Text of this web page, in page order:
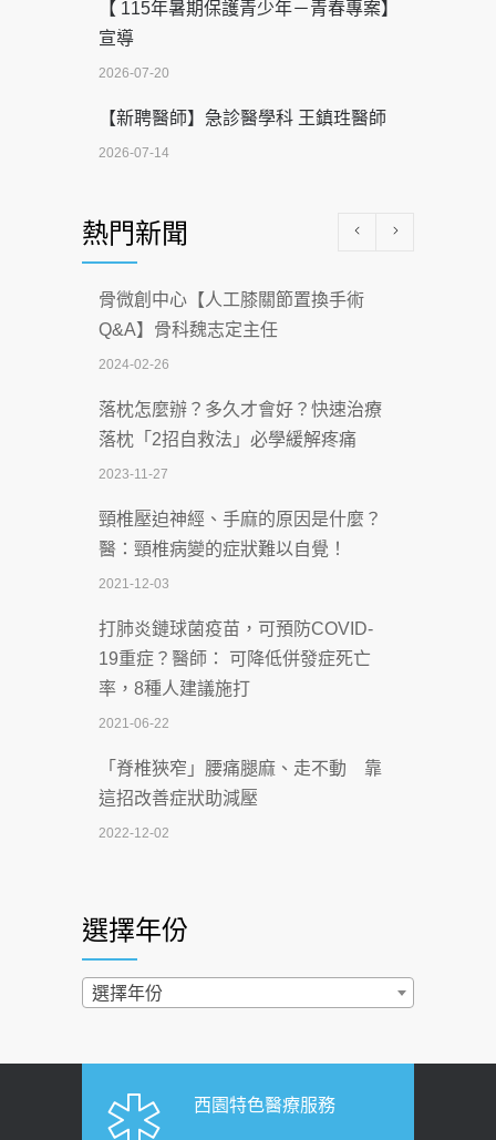
【 115年暑期保護青少年－青春專案】
宣導
2026-07-20
【新聘醫師】急診醫學科 王鎮珄醫師
2026-07-14
科能量
2026-07-08
沒菸酒也瀕臨洗腎？65歲男靠「這習
慣」逆轉腎功能 醫揭3招救命
2026-07-08
體溫飆破41度！醫連收兩例中暑病例：
致死率達8成
2026-07-07
深耕萬華55年 西園醫院回顧發展歷程與
智慧 醫療布局
2026-07-06
【115年臺北市「防癌保衛戰：健康好禮
一手刮」】 宣導
2026-07-02
2026-07-02
4連霸議員黃秋澤癌逝！食道癌為何奪命
西園醫院55周年 7／10捐血公益活動 邀
民眾熱血響應
2026-06-30
健康肛門痛都是痔瘡?醫談瘍瘍瘻管與肛
熱門新聞
骨微創中心【人工膝關節置換手術
Q&A】骨科魏志定主任
2024-02-26
落枕怎麼辦？多久才會好？快速治療
落枕「2招自救法」必學緩解疼痛
2023-11-27
頸椎壓迫神經、手麻的原因是什麼？
醫：頸椎病變的症狀難以自覺！
2021-12-03
打肺炎鏈球菌疫苗，可預防COVID-
19重症？醫師： 可降低併發症死亡
率，8種人建議施打
2021-06-22
「脊椎狹窄」腰痛腿麻、走不動 靠
這招改善症狀助減壓
2022-12-02
2022-02-17
過量維生素D和鈣恐罹癌? 醫師釋
「落枕」不要大力按脖子！ 1招「伸
展運動」預防落枕
選擇年份
選擇年份
西園特色醫療服務